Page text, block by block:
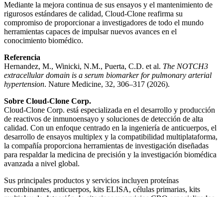
Mediante la mejora continua de sus ensayos y el mantenimiento de
rigurosos estándares de calidad, Cloud-Clone reafirma su
compromiso de proporcionar a investigadores de todo el mundo
herramientas capaces de impulsar nuevos avances en el
conocimiento biomédico.
Referencia
Hernandez, M., Winicki, N.M., Puerta, C.D. et al. The NOTCH3
extracellular domain is a serum biomarker for pulmonary arterial
hypertension. Nature Medicine, 32, 306–317 (2026).
Sobre Cloud-Clone Corp.
Cloud-Clone Corp. está especializada en el desarrollo y producción
de reactivos de inmunoensayo y soluciones de detección de alta
calidad. Con un enfoque centrado en la ingeniería de anticuerpos, el
desarrollo de ensayos multiplex y la compatibilidad multiplataforma,
la compañía proporciona herramientas de investigación diseñadas
para respaldar la medicina de precisión y la investigación biomédica
avanzada a nivel global.
Sus principales productos y servicios incluyen proteínas
recombinantes, anticuerpos, kits ELISA, células primarias, kits